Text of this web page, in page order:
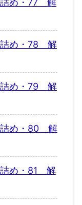
め・77 解
詰め・78 解
詰め・79 解
詰め・80 解
め・81 解